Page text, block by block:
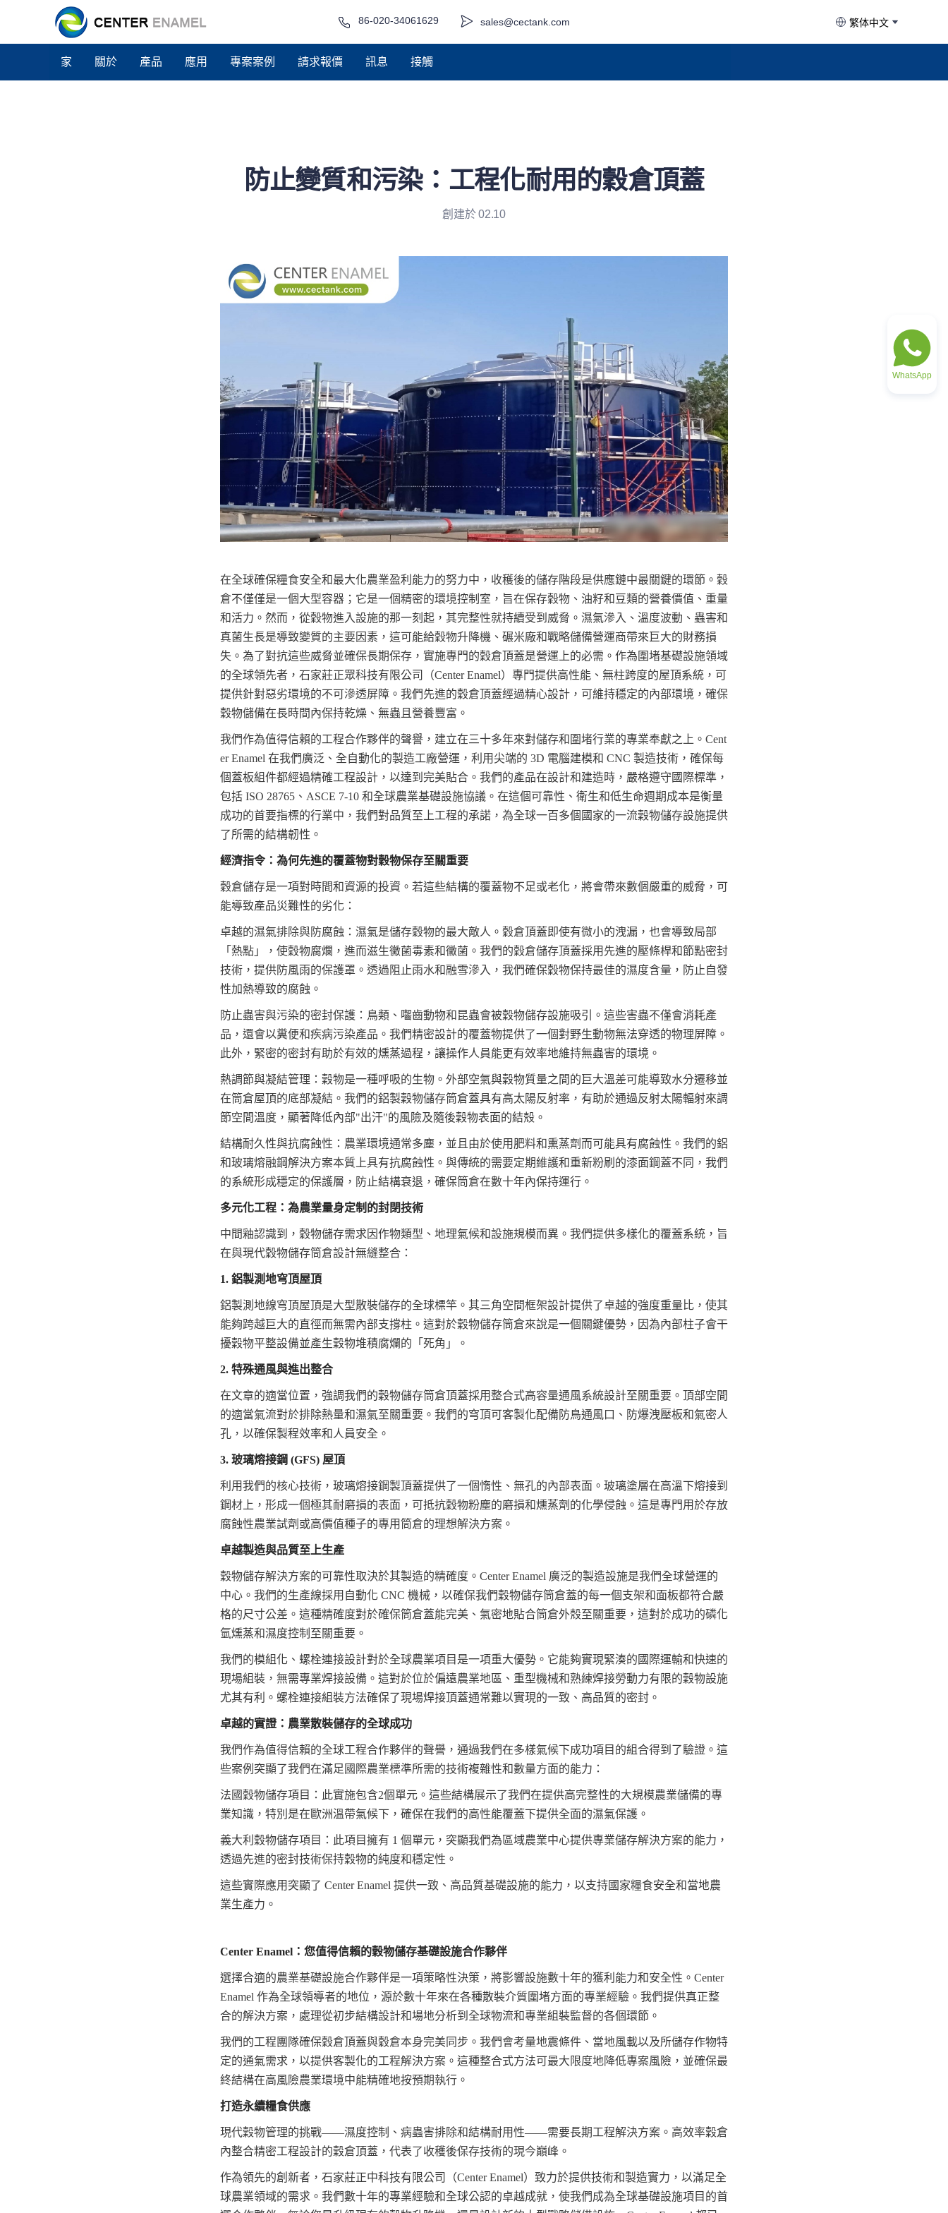
sales@cectank.com
86-020-34061629 繁体中文
家 關於 產品 應用 專案案例 請求報價 訊息 接觸
防止變質和污染：工程化耐用的穀倉頂蓋
創建於 02.10
在全球確保糧食安全和最大化農業盈利能力的努力中，收穫後的儲存階段是供應鏈中最關鍵的環節。穀
倉不僅僅是一個大型容器；它是一個精密的環境控制室，旨在保存穀物、油籽和豆類的營養價值、重量
和活力。然而，從穀物進入設施的那一刻起，其完整性就持續受到威脅。濕氣滲入、溫度波動、蟲害和
真菌生長是導致變質的主要因素，這可能給穀物升降機、碾米廠和戰略儲備營運商帶來巨大的財務損
失。為了對抗這些威脅並確保長期保存，實施專門的穀倉頂蓋是營運上的必需。作為圍堵基礎設施領域
的全球領先者，石家莊正眾科技有限公司（Center Enamel）專門提供高性能、無柱跨度的屋頂系統，可
提供針對惡劣環境的不可滲透屏障。我們先進的穀倉頂蓋經過精心設計，可維持穩定的內部環境，確保
穀物儲備在長時間內保持乾燥、無蟲且營養豐富。
我們作為值得信賴的工程合作夥伴的聲譽，建立在三十多年來對儲存和圍堵行業的專業奉獻之上。Cent
er Enamel 在我們廣泛、全自動化的製造工廠營運，利用尖端的 3D 電腦建模和 CNC 製造技術，確保每
個蓋板組件都經過精確工程設計，以達到完美貼合。我們的產品在設計和建造時，嚴格遵守國際標準，
包括 ISO 28765、ASCE 7-10 和全球農業基礎設施協議。在這個可靠性、衛生和低生命週期成本是衡量
成功的首要指標的行業中，我們對品質至上工程的承諾，為全球一百多個國家的一流穀物儲存設施提供
了所需的結構韌性。
經濟指令：為何先進的覆蓋物對穀物保存至關重要
穀倉儲存是一項對時間和資源的投資。若這些結構的覆蓋物不足或老化，將會帶來數個嚴重的威脅，可
能導致產品災難性的劣化：
卓越的濕氣排除與防腐蝕：濕氣是儲存穀物的最大敵人。穀倉頂蓋即使有微小的洩漏，也會導致局部
「熱點」，使穀物腐爛，進而滋生黴菌毒素和黴菌。我們的穀倉儲存頂蓋採用先進的壓條桿和節點密封
技術，提供防風雨的保護罩。透過阻止雨水和融雪滲入，我們確保穀物保持最佳的濕度含量，防止自發
性加熱導致的腐蝕。
防止蟲害與污染的密封保護：鳥類、囓齒動物和昆蟲會被穀物儲存設施吸引。這些害蟲不僅會消耗產
品，還會以糞便和疾病污染產品。我們精密設計的覆蓋物提供了一個對野生動物無法穿透的物理屏障。
此外，緊密的密封有助於有效的燻蒸過程，讓操作人員能更有效率地維持無蟲害的環境。
熱調節與凝結管理：穀物是一種呼吸的生物。外部空氣與穀物質量之間的巨大溫差可能導致水分遷移並
在筒倉屋頂的底部凝結。我們的鋁製穀物儲存筒倉蓋具有高太陽反射率，有助於通過反射太陽輻射來調
節空間溫度，顯著降低內部"出汗"的風險及隨後穀物表面的結殼。
結構耐久性與抗腐蝕性：農業環境通常多塵，並且由於使用肥料和熏蒸劑而可能具有腐蝕性。我們的鋁
和玻璃熔融鋼解決方案本質上具有抗腐蝕性。與傳統的需要定期維護和重新粉刷的漆面鋼蓋不同，我們
的系統形成穩定的保護層，防止結構衰退，確保筒倉在數十年內保持運行。
多元化工程：為農業量身定制的封閉技術
中間釉認識到，穀物儲存需求因作物類型、地理氣候和設施規模而異。我們提供多樣化的覆蓋系統，旨
在與現代穀物儲存筒倉設計無縫整合：
1. 鋁製測地穹頂屋頂
鋁製測地線穹頂屋頂是大型散裝儲存的全球標竿。其三角空間框架設計提供了卓越的強度重量比，使其
能夠跨越巨大的直徑而無需內部支撐柱。這對於穀物儲存筒倉來說是一個關鍵優勢，因為內部柱子會干
擾穀物平整設備並產生穀物堆積腐爛的「死角」。
2. 特殊通風與進出整合
在文章的適當位置，強調我們的穀物儲存筒倉頂蓋採用整合式高容量通風系統設計至關重要。頂部空間
的適當氣流對於排除熱量和濕氣至關重要。我們的穹頂可客製化配備防鳥通風口、防爆洩壓板和氣密人
孔，以確保製程效率和人員安全。
3. 玻璃熔接鋼 (GFS) 屋頂
利用我們的核心技術，玻璃熔接鋼製頂蓋提供了一個惰性、無孔的內部表面。玻璃塗層在高溫下熔接到
鋼材上，形成一個極其耐磨損的表面，可抵抗穀物粉塵的磨損和燻蒸劑的化學侵蝕。這是專門用於存放
腐蝕性農業試劑或高價值種子的專用筒倉的理想解決方案。
卓越製造與品質至上生產
穀物儲存解決方案的可靠性取決於其製造的精確度。Center Enamel 廣泛的製造設施是我們全球營運的
中心。我們的生產線採用自動化 CNC 機械，以確保我們穀物儲存筒倉蓋的每一個支架和面板都符合嚴
格的尺寸公差。這種精確度對於確保筒倉蓋能完美、氣密地貼合筒倉外殼至關重要，這對於成功的磷化
氫燻蒸和濕度控制至關重要。
我們的模組化、螺栓連接設計對於全球農業項目是一項重大優勢。它能夠實現緊湊的國際運輸和快速的
現場組裝，無需專業焊接設備。這對於位於偏遠農業地區、重型機械和熟練焊接勞動力有限的穀物設施
尤其有利。螺栓連接組裝方法確保了現場焊接頂蓋通常難以實現的一致、高品質的密封。
卓越的實證：農業散裝儲存的全球成功
我們作為值得信賴的全球工程合作夥伴的聲譽，通過我們在多樣氣候下成功項目的組合得到了驗證。這
些案例突顯了我們在滿足國際農業標準所需的技術複雜性和數量方面的能力：
法國穀物儲存項目：此實施包含2個單元。這些結構展示了我們在提供高完整性的大規模農業儲備的專
業知識，特別是在歐洲溫帶氣候下，確保在我們的高性能覆蓋下提供全面的濕氣保護。
義大利穀物儲存項目：此項目擁有 1 個單元，突顯我們為區域農業中心提供專業儲存解決方案的能力，
透過先進的密封技術保持穀物的純度和穩定性。
這些實際應用突顯了 Center Enamel 提供一致、高品質基礎設施的能力，以支持國家糧食安全和當地農
業生產力。
Center Enamel：您值得信賴的穀物儲存基礎設施合作夥伴
選擇合適的農業基礎設施合作夥伴是一項策略性決策，將影響設施數十年的獲利能力和安全性。Center
Enamel 作為全球領導者的地位，源於數十年來在各種散裝介質圍堵方面的專業經驗。我們提供真正整
合的解決方案，處理從初步結構設計和場地分析到全球物流和專業組裝監督的各個環節。
我們的工程團隊確保穀倉頂蓋與穀倉本身完美同步。我們會考量地震條件、當地風載以及所儲存作物特
定的通氣需求，以提供客製化的工程解決方案。這種整合式方法可最大限度地降低專案風險，並確保最
終結構在高風險農業環境中能精確地按預期執行。
打造永續糧食供應
現代穀物管理的挑戰——濕度控制、病蟲害排除和結構耐用性——需要長期工程解決方案。高效率穀倉
內整合精密工程設計的穀倉頂蓋，代表了收穫後保存技術的現今巔峰。
作為領先的創新者，石家莊正中科技有限公司（Center Enamel）致力於提供技術和製造實力，以滿足全
球農業領域的需求。我們數十年的專業經驗和全球公認的卓越成就，使我們成為全球基礎設施項目的首
WhatsApp